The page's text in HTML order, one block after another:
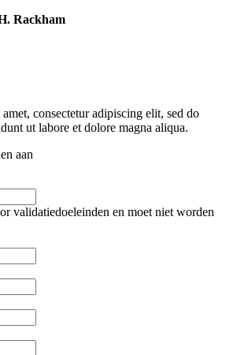
Rackham
consectetur adipiscing elit, sed do
ut labore et dolore magna aliqua.
aan
validatiedoeleinden en moet niet worden